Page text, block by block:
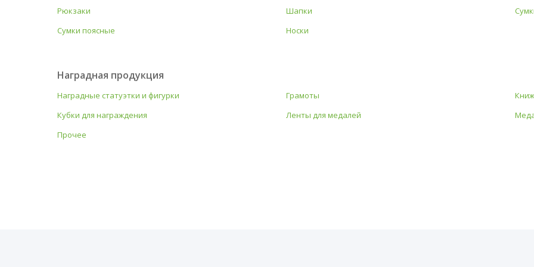
Рюкзаки
Шапки
Сумки поясные
Носки
Наградная продукция
Наградные статуэтки и фигурки Грамоты
Кубки для награждения
Ленты для медалей
Прочее